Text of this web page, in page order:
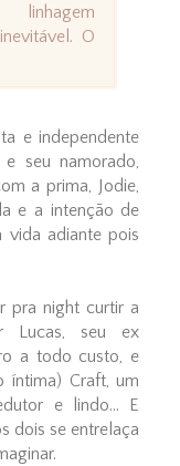
O
e independente
seu namorado,
a prima, Jodie,
e a intenção de
vida adiante pois
pra night curtir a
Lucas, seu ex
a todo custo, e
íntima) Craft, um
e lindo... E
dois se entrelaça